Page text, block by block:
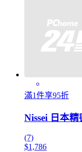
滿1件享95折
Nissei 日本
(7)
$1,786